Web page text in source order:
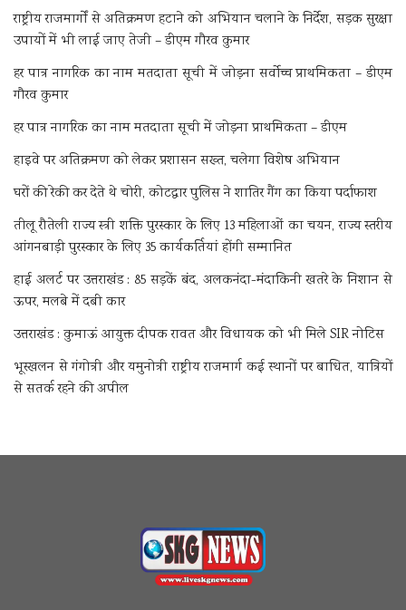
राष्ट्रीय राजमार्गों से अतिक्रमण हटाने को अभियान चलाने के निर्देश, सड़क सुरक्षा
उपायों में भी लाई जाए तेजी – डीएम गौरव कुमार
हर पात्र नागरिक का नाम मतदाता सूची में जोड़ना सर्वोच्च प्राथमिकता – डीएम
गौरव कुमार
हर पात्र नागरिक का नाम मतदाता सूची में जोड़ना प्राथमिकता – डीएम
हाइवे पर अतिक्रमण को लेकर प्रशासन सख्त, चलेगा विशेष अभियान
घरों की रेकी कर देते थे चोरी, कोटद्वार पुलिस ने शातिर गैंग का किया पर्दाफाश
तीलू रौतेली राज्य स्त्री शक्ति पुरस्कार के लिए 13 महिलाओं का चयन, राज्य स्तरीय
आंगनबाड़ी पुरस्कार के लिए 35 कार्यकर्तियां होंगी सम्मानित
हाई अलर्ट पर उत्तराखंड : 85 सड़कें बंद, अलकनंदा-मंदाकिनी खतरे के निशान से
ऊपर, मलबे में दबी कार
उत्तराखंड : कुमाऊं आयुक्त दीपक रावत और विधायक को भी मिले SIR नोटिस
भूस्खलन से गंगोत्री और यमुनोत्री राष्ट्रीय राजमार्ग कई स्थानों पर बाधित, यात्रियों
से सतर्क रहने की अपील